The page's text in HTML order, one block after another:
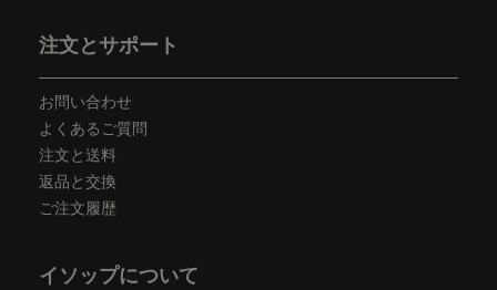
注文とサポート
お問い合わせ
よくあるご質問
注文と送料
返品と交換
ご注文履歴
イソップについて